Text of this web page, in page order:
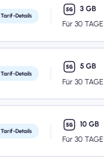
Tarif-Details
3 GB
Für 30 TAGE
Tarif-Details
5 GB
Für 30 TAGE
Tarif-Details
10 GB
Für 30 TAGE